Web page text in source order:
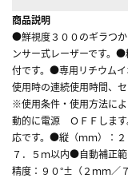
商品説明
●鮮視度３００のギラつ
ンサー式レーザーです。
付です。●専用リチウム
使用時の連続使用時間、
※使用条件・使用方法に
動的に電源 ＯＦＦしま
応です。●縦（ｍｍ）：
７．５ｍ以内●自動補正
精度：９０°±（２ｍｍ